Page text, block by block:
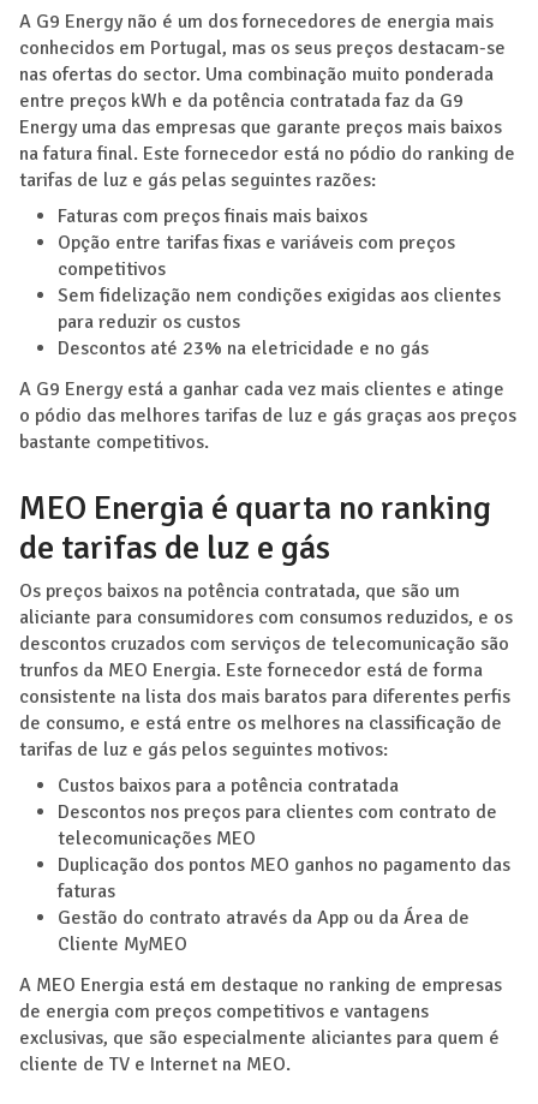
A G9 Energy não é um dos fornecedores de energia mais
conhecidos em Portugal, mas os seus preços destacam-se
nas ofertas do sector. Uma combinação muito ponderada
entre preços kWh e da potência contratada faz da G9
Energy uma das empresas que garante preços mais baixos
na fatura final. Este fornecedor está no pódio do ranking de
tarifas de luz e gás pelas seguintes razões:
Faturas com preços finais mais baixos
Opção entre tarifas fixas e variáveis com preços
competitivos
Sem fidelização nem condições exigidas aos clientes
para reduzir os custos
Descontos até 23% na eletricidade e no gás
A G9 Energy está a ganhar cada vez mais clientes e atinge
o pódio das melhores tarifas de luz e gás graças aos preços
bastante competitivos.
MEO Energia é quarta no ranking
de tarifas de luz e gás
Os preços baixos na potência contratada, que são um
aliciante para consumidores com consumos reduzidos, e os
descontos cruzados com serviços de telecomunicação são
trunfos da MEO Energia. Este fornecedor está de forma
consistente na lista dos mais baratos para diferentes perfis
de consumo, e está entre os melhores na classificação de
tarifas de luz e gás pelos seguintes motivos:
Custos baixos para a potência contratada
Descontos nos preços para clientes com contrato de
telecomunicações MEO
Duplicação dos pontos MEO ganhos no pagamento das
faturas
Gestão do contrato através da App ou da Área de
Cliente MyMEO
A MEO Energia está em destaque no ranking de empresas
de energia com preços competitivos e vantagens
exclusivas, que são especialmente aliciantes para quem é
cliente de TV e Internet na MEO.